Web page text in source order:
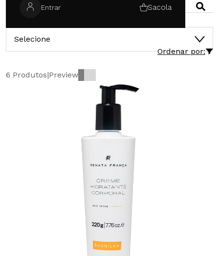
Entrar Sacola
Selecione
Ordenar por:
6 Produtos|Preview